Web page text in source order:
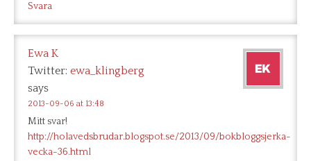
Svara
Ewa K
Twitter: ewa_klingberg
says
2013-09-06 at 13:48
Mitt svar!
http://holavedsbrudar.blogspot.se/2013/09/bokbloggsjerka-
vecka-36.html